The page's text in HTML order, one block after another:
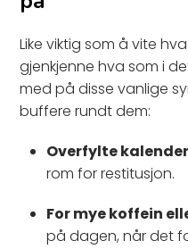
Like viktig som å vite
gjenkjenne hva som i
med på disse vanlige
buffere rundt dem:
Overfylte
rom for restitusjon.
For mye koffein
på dagen, når det